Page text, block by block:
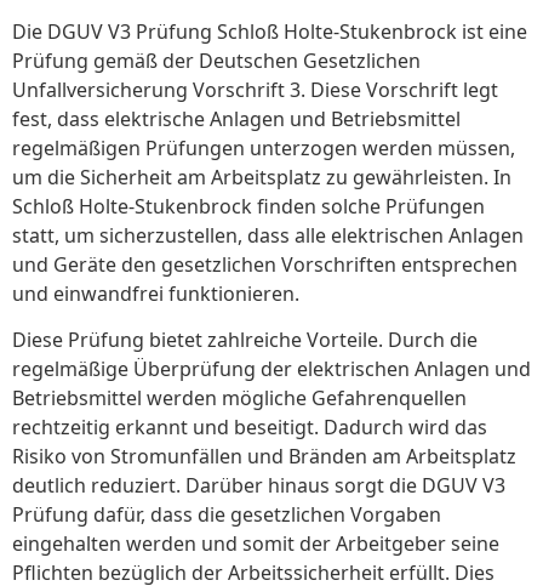
Die DGUV V3 Prüfung Schloß Holte-Stukenbrock ist eine
Prüfung gemäß der Deutschen Gesetzlichen
Unfallversicherung Vorschrift 3. Diese Vorschrift legt
fest, dass elektrische Anlagen und Betriebsmittel
regelmäßigen Prüfungen unterzogen werden müssen,
um die Sicherheit am Arbeitsplatz zu gewährleisten. In
Schloß Holte-Stukenbrock finden solche Prüfungen
statt, um sicherzustellen, dass alle elektrischen Anlagen
und Geräte den gesetzlichen Vorschriften entsprechen
und einwandfrei funktionieren.
Diese Prüfung bietet zahlreiche Vorteile. Durch die
regelmäßige Überprüfung der elektrischen Anlagen und
Betriebsmittel werden mögliche Gefahrenquellen
rechtzeitig erkannt und beseitigt. Dadurch wird das
Risiko von Stromunfällen und Bränden am Arbeitsplatz
deutlich reduziert. Darüber hinaus sorgt die DGUV V3
Prüfung dafür, dass die gesetzlichen Vorgaben
eingehalten werden und somit der Arbeitgeber seine
Pflichten bezüglich der Arbeitssicherheit erfüllt. Dies